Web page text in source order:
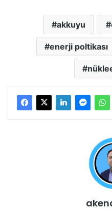
akkuyu
enerji poltikası